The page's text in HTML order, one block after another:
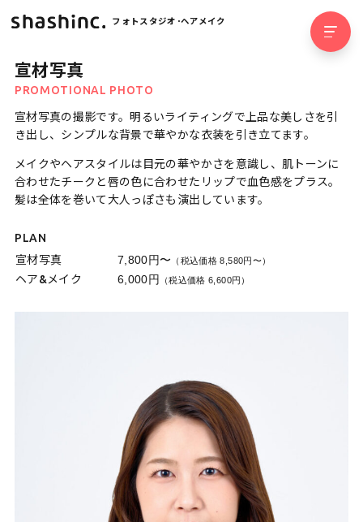
フォトスタジオ･ヘアメイク
宣材写真
PROMOTIONAL PHOTO
宣材写真の撮影です。明るいライティングで上品な美しさを引
き出し、シンプルな背景で華やかな衣装を引き立てます。
メイクやヘアスタイルは目元の華やかさを意識し、肌トーンに
合わせたチークと唇の色に合わせたリップで血色感をプラス。
髪は全体を巻いて大人っぽさも演出しています。
PLAN
宣材写真
7,800円〜 （税込価格 8,580円〜）
ヘア&メイク 6,000円 （税込価格 6,600円）